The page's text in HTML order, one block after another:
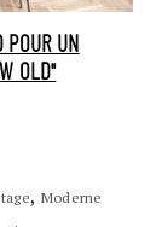
POUR UN
OLD"
, Moderne